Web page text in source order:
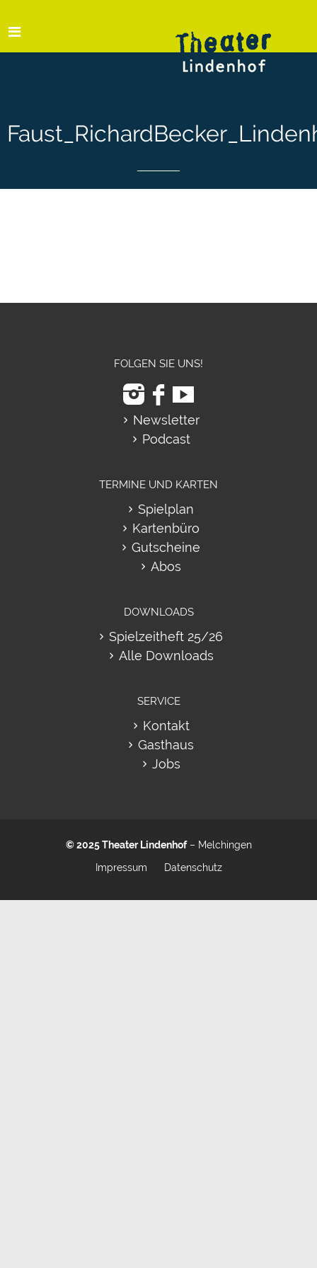
FOLGEN SIE UNS!
Newsletter
Podcast
TERMINE UND KARTEN
Spielplan
Kartenbüro
Gutscheine
Abos
DOWNLOADS
Spielzeitheft 25/26
Alle Downloads
SERVICE
Kontakt
Gasthaus
Jobs
© 2025Theater Lindenhof– Melchingen
Impressum
Datenschutz